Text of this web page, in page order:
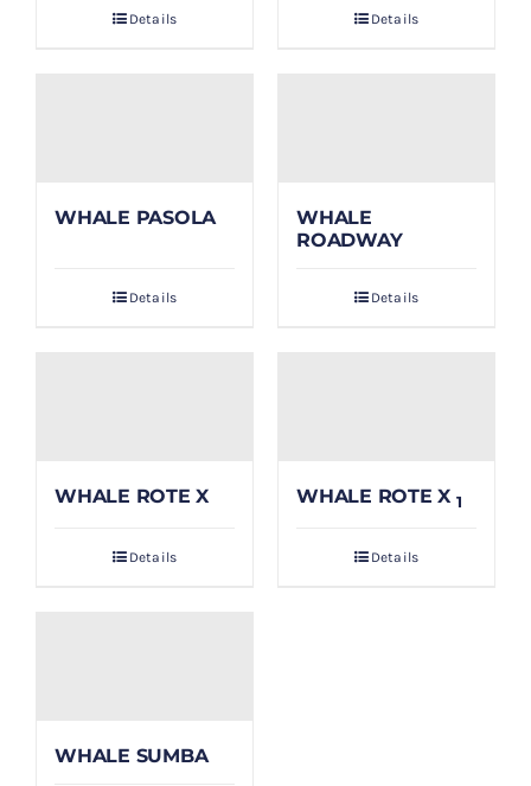
Details Details
WHALE PASOLA
Details
WHALE
ROADWAY
Details
WHALE ROTE X
Details
WHALE ROTE X 1
Details
WHALE SUMBA